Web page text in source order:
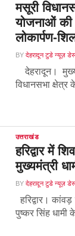
मसूरी
योजनाओं की
लोकार्पण-
BY देहरादून टुडे न्यूज़
देहरादून।
विधानसभा
उत्तराखंड
हरिद्वार में
मुख्यमंत्री
BY देहरादून टुडे न्यूज़
हरिद्वार।
पुष्कर सिंह धामी